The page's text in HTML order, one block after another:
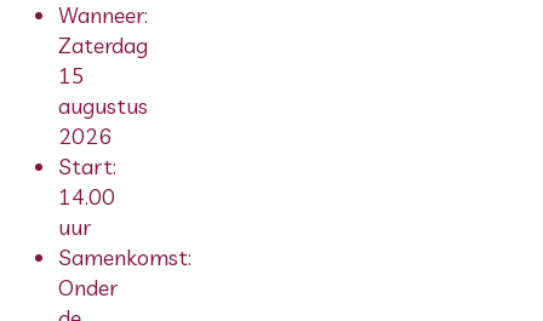
Wanneer:
Zaterdag
15
augustus
2026
Start:
14.00
uur
Samenkomst:
Onder